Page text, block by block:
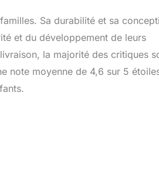
Sa durabilité et sa
et du développement de leurs
la majorité des critiques
note moyenne de 4,6 sur 5